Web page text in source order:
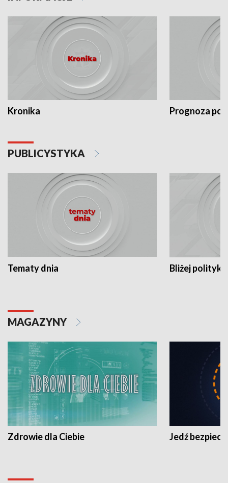
Kronika Prognoza
PUBLICYSTYKA
Tematy dnia Bliżej polityki
MAGAZYNY
Zdrowie dla Ciebie Jedź